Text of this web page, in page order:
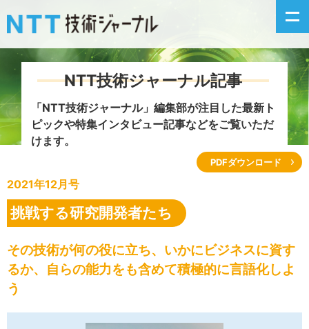
新着情報
掲載月毎記事
イベントカレンダー
問い合わせ
サイトマップ
NTT技術ジャーナル記事
「NTT技術ジャーナル」編集部が注目した最新ト
ピックや特集インタビュー記事などをご覧いただ
けます。
PDFダウンロード
2021年12月号
挑戦する研究開発者たち
その技術が何の役に立ち、いかにビジネスに資す
るか、自らの能力をも含めて積極的に言語化しよ
う